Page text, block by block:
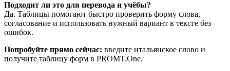
Подходит ли это для перевода и учёбы?
Да. Таблицы помогают быстро проверить форму слова,
согласование и использовать нужный вариант в тексте без
ошибок.
Попробуйте прямо сейчас: введите итальянское слово и
получите таблицу форм в PROMT.One.